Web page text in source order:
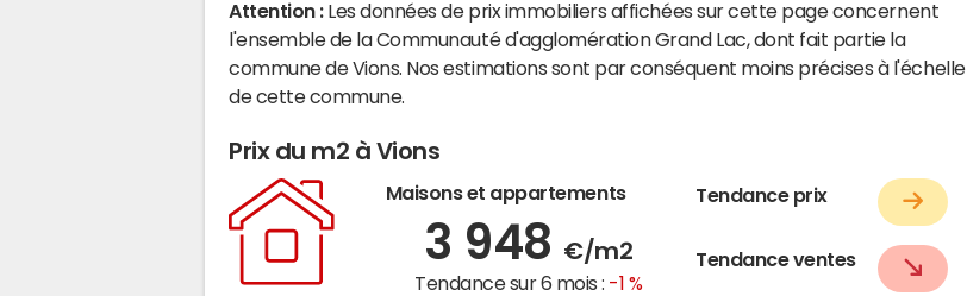
Attention : Les données de prix immobiliers affichées sur cette page concernent
l'ensemble de la Communauté d'agglomération Grand Lac, dont fait partie la
commune de Vions. Nos estimations sont par conséquent moins précises à l'échelle
de cette commune.
Prix du m2 à Vions
Maisons et appartements
3 948 €/m2
Tendance sur 6 mois : -1 %
Tendance prix
Tendance ventes